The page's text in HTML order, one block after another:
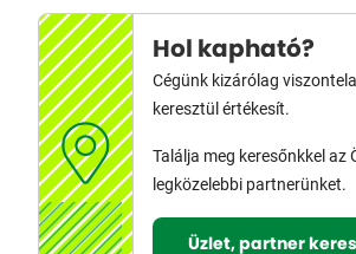
Hol kapható?
Cégünk kizárólag
keresztül értékesít.
Találja meg keresőnkkel az
legközelebbi partnerünket.
Üzlet, partner